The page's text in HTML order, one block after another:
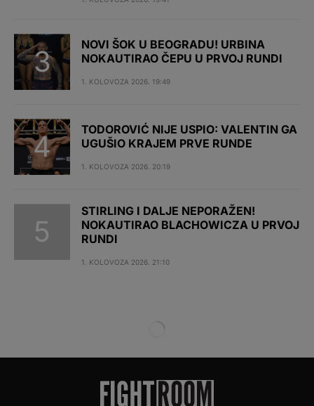
NOVI ŠOK U BEOGRADU! URBINA
NOKAUTIRAO ČEPU U PRVOJ RUNDI
1. KOLOVOZA 2026. 19:49
TODOROVIĆ NIJE USPIO: VALENTIN GA
UGUŠIO KRAJEM PRVE RUNDE
1. KOLOVOZA 2026. 20:19
STIRLING I DALJE NEPORAŽEN!
NOKAUTIRAO BLACHOWICZA U PRVOJ
RUNDI
1. KOLOVOZA 2026. 21:10